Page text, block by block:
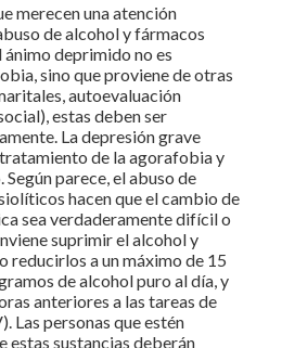
merecen una atención
de alcohol y fármacos
deprimido no es
sino que proviene de otras
autoevaluación
estas deben ser
La depresión grave
de la agorafobia y
parece, el abuso de
hacen que el cambio de
sea verdaderamente difícil o
suprimir el alcohol y
reducirlos a un máximo de 15
de alcohol puro al día, y
anteriores a las tareas de
Las personas que estén
estas sustancias deberán